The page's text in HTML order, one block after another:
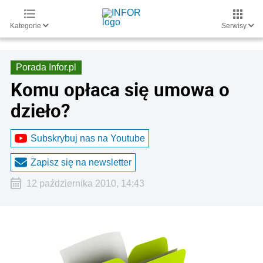
Kategorie Serwisy
Porada Infor.pl
Komu opłaca się umowa o
dzieło?
Subskrybuj nas na Youtube
Zapisz się na newsletter
12 października 2010, 14:43